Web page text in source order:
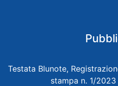
Testata Blunote,
stampa n. 1/